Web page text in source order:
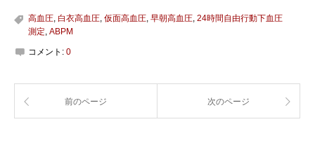
高血圧, 白衣高血圧, 仮面高血圧, 早朝高血圧, 24時間自由行動下血圧
測定, ABPM
コメント: 0
前のページ 次のページ